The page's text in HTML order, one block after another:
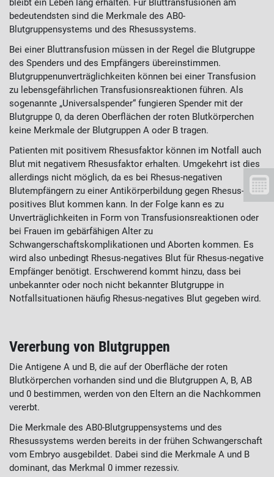
bedeutendsten sind die Merkmale des AB0-
Blutgruppensystems und des Rhesussystems.
Bei einer Bluttransfusion müssen in der Regel die Blutgruppe
des Spenders und des Empfängers übereinstimmen.
Blutgruppenunverträglichkeiten können bei einer Transfusion
zu lebensgefährlichen Transfusionsreaktionen führen. Als
sogenannte „Universalspender“ fungieren Spender mit der
Blutgruppe 0, da deren Oberflächen der roten Blutkörperchen
keine Merkmale der Blutgruppen A oder B tragen.
Patienten mit positivem Rhesusfaktor können im Notfall auch
Blut mit negativem Rhesusfaktor erhalten. Umgekehrt ist dies
allerdings nicht möglich, da es bei Rhesus-negativen
Blutempfängern zu einer Antikörperbildung gegen Rhesus-
positives Blut kommen kann. In der Folge kann es zu
Unverträglichkeiten in Form von Transfusionsreaktionen oder
bei Frauen im gebärfähigen Alter zu
Schwangerschaftskomplikationen und Aborten kommen. Es
wird also unbedingt Rhesus-negatives Blut für Rhesus-negative
Empfänger benötigt. Erschwerend kommt hinzu, dass bei
unbekannter oder noch nicht bekannter Blutgruppe in
Notfallsituationen häufig Rhesus-negatives Blut gegeben wird.
Vererbung von Blutgruppen
Die Antigene A und B, die auf der Oberfläche der roten
Blutkörperchen vorhanden sind und die Blutgruppen A, B, AB
und 0 bestimmen, werden von den Eltern an die Nachkommen
vererbt.
Die Merkmale des AB0-Blutgruppensystems und des
Rhesussystems werden bereits in der frühen Schwangerschaft
vom Embryo ausgebildet. Dabei sind die Merkmale A und B
dominant, das Merkmal 0 immer rezessiv.